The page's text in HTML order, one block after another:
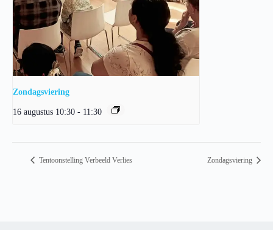
Zondagsviering
16 augustus 10:30 - 11:30
Tentoonstelling Verbeeld Verlies Zondagsviering